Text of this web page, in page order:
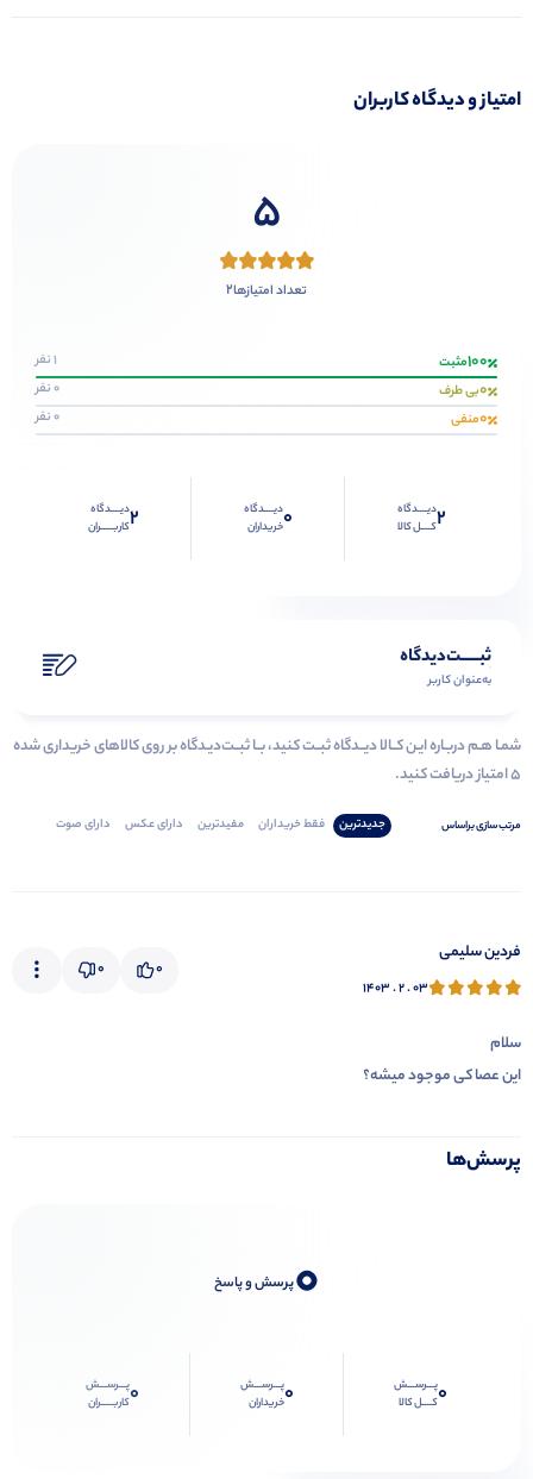
امتیاز و دیدگاه کاربران
5
تعداد امتیازها2
100مثبت 1 نفر
0بی طرف 0 نفر
0منفی 0 نفر
2دیــــدگاه
کــــل کالا
0دیــــدگاه
خریداران
2دیــــدگاه
کاربـــــران
ثبـــــت‌دیدگاه
به‌عنوان کاربر
شمـا هـم دربـاره ایـن کــالا دیــدگاه ثبــت کنید، بــا ثبــت‌دیـدگاه بر روی کالاهای خریداری شده
۵ امتیاز دریافت کنید.
مرتب‌ سازی‌ بر‌اساس جدیدترین فقط‌ خریداران‌ مفیدترین دارای‌ عکس دارای‌ صوت
فردین سلیمی
۱۴۰۳ . ۲ . ۰۳
0
0
سلام
این عصا کی موجود میشه؟
پرسش‌ها
0پرسش و پاسخ
0پـــرســـش
کــــل کالا
0پـــرســـش
خریداران
0پـــرســـش
کاربـــــران